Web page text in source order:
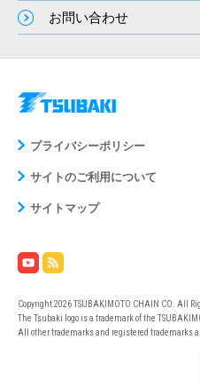
お問い合わせ
プライバシーポリシー
サイトのご利用について
サイトマップ
Copyright 2026 TSUBAKIMOTO CHAIN CO. All
The Tsubaki logo is a trademark of the
All other trademarks and registered trademarks